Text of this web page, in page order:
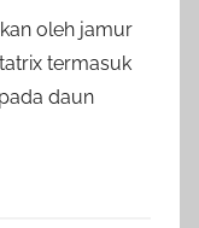
oleh jamur
termasuk
daun